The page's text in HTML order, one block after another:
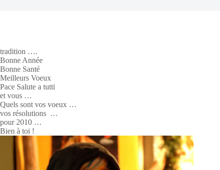
tradition ….
Bonne Année
Bonne Santé
Meilleurs Voeux
Pace Salute a tutti
et vous …
Quels sont vos voeux …
vos résolutions …
pour 2010 …
Bien à toi !